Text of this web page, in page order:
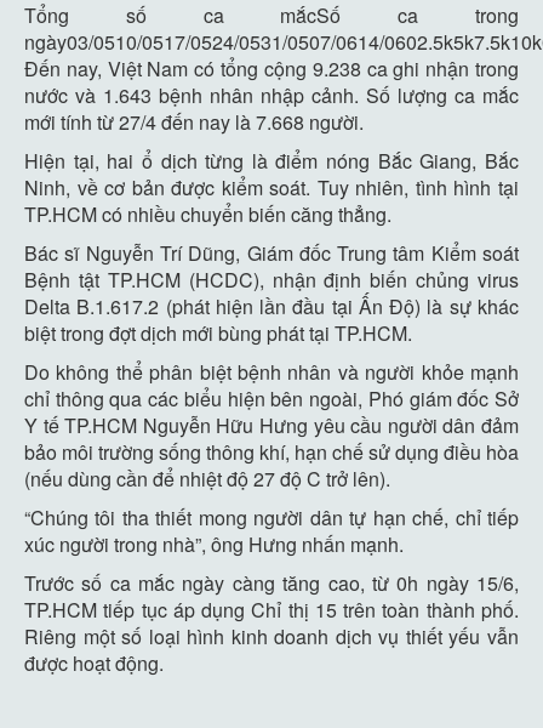
Tổng số ca mắcSố ca trong
ngày03/0510/0517/0524/0531/0507/0614/
Đến nay, Việt Nam có tổng cộng 9.238 ca ghi nhận trong
nước và 1.643 bệnh nhân nhập cảnh. Số lượng ca mắc
mới tính từ 27/4 đến nay là 7.668 người.
Hiện tại, hai ổ dịch từng là điểm nóng Bắc Giang, Bắc
Ninh, về cơ bản được kiểm soát. Tuy nhiên, tình hình tại
TP.HCM có nhiều chuyển biến căng thẳng.
Bác sĩ Nguyễn Trí Dũng, Giám đốc Trung tâm Kiểm soát
Bệnh tật TP.HCM (HCDC), nhận định biến chủng virus
Delta B.1.617.2 (phát hiện lần đầu tại Ấn Độ) là sự khác
biệt trong đợt dịch mới bùng phát tại TP.HCM.
Do không thể phân biệt bệnh nhân và người khỏe mạnh
chỉ thông qua các biểu hiện bên ngoài, Phó giám đốc Sở
Y tế TP.HCM Nguyễn Hữu Hưng yêu cầu người dân đảm
bảo môi trường sống thông khí, hạn chế sử dụng điều hòa
(nếu dùng cần để nhiệt độ 27 độ C trở lên).
“Chúng tôi tha thiết mong người dân tự hạn chế, chỉ tiếp
xúc người trong nhà”, ông Hưng nhấn mạnh.
Trước số ca mắc ngày càng tăng cao, từ 0h ngày 15/6,
TP.HCM tiếp tục áp dụng Chỉ thị 15 trên toàn thành phố.
Riêng một số loại hình kinh doanh dịch vụ thiết yếu vẫn
được hoạt động.